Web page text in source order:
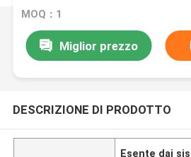
MOQ：1
Miglior prezzo
DESCRIZIONE DI PRODOTTO
Esente dai